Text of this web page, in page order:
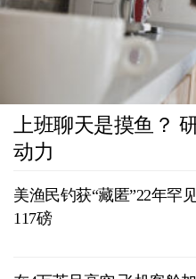
上班聊天是摸鱼？
动力
美渔民钓获“藏匿”22年罕
117磅